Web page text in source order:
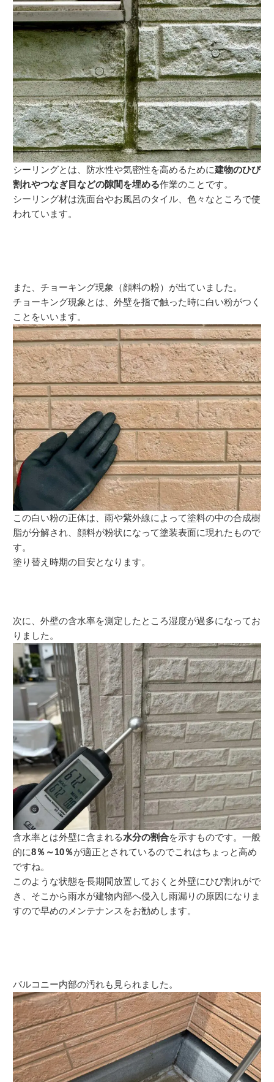
シーリングとは、防水性や気密性を高めるために建物のひび
割れやつなぎ目などの隙間を埋める作業のことです。
シーリング材は洗面台やお風呂のタイル、色々なところで使
われています。
また、チョーキング現象（顔料の粉）が出ていました。
チョーキング現象とは、外壁を指で触った時に白い粉がつく
ことをいいます。
この白い粉の正体は、雨や紫外線によって塗料の中の合成樹
脂が分解され、顔料が粉状になって塗装表面に現れたもので
す。
塗り替え時期の目安となります。
次に、外壁の含水率を測定したところ湿度が過多になってお
りました。
含水率とは外壁に含まれる水分の割合を示すものです。一般
的に8％～10％が適正とされているのでこれはちょっと高め
ですね。
このような状態を長期間放置しておくと外壁にひび割れがで
き、そこから雨水が建物内部へ侵入し雨漏りの原因になりま
すので早めのメンテナンスをお勧めします。
バルコニー内部の汚れも見られました。